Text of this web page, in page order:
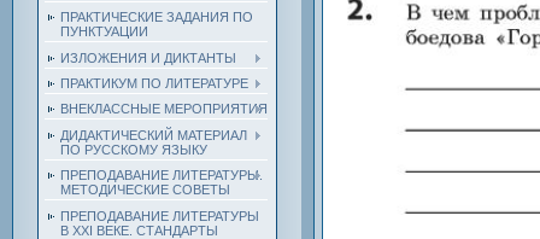
ПРАКТИЧЕСКИЕ ЗАДАНИЯ ПО
ПУНКТУАЦИИ
ИЗЛОЖЕНИЯ И ДИКТАНТЫ
ПРАКТИКУМ ПО ЛИТЕРАТУРЕ
ВНЕКЛАССНЫЕ МЕРОПРИЯТИЯ
ДИДАКТИЧЕСКИЙ МАТЕРИАЛ
ПО РУССКОМУ ЯЗЫКУ
ПРЕПОДАВАНИЕ ЛИТЕРАТУРЫ.
МЕТОДИЧЕСКИЕ СОВЕТЫ
ПРЕПОДАВАНИЕ ЛИТЕРАТУРЫ
В XXI ВЕКЕ. СТАНДАРТЫ